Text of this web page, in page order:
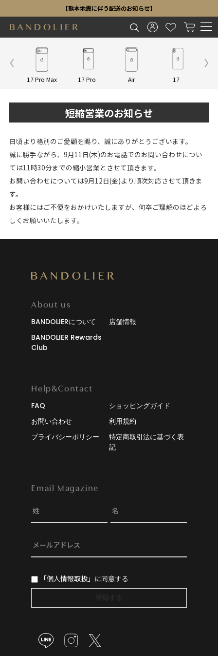
【熊本地震に伴う配送のお知らせ】
17 Pro Max 17 Pro Air 17
短縮営業のお知らせ
日頃より格別のご愛顧を賜り、誠にありがとうございます。
誠に勝手ながら、9月11日(木)のお電話でのお問い合わせについ
ては11時30分までの縮小営業とさせて頂きます。
お問い合わせについては9月12日(金)より順次対応させて頂きま
す。
お客様にはご不便をおかけいたしますが、何卒ご理解のほどよろ
しくお願いいたします。
About us
BANDOLIERについて
店舗情報
BANDOLIER Rewards
Club
Help&Contact
FAQ
ショッピングガイド
お問い合わせ
利用規約
プライバシーポリシー
特定商取引法に基づく表
記
Email Magazine
「個人情報取扱」 に同意する